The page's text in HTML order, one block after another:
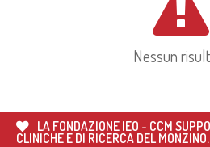
Nessun
LA FONDAZIONE IEO - CCM
CLINICHE E DI RICERCA DEL